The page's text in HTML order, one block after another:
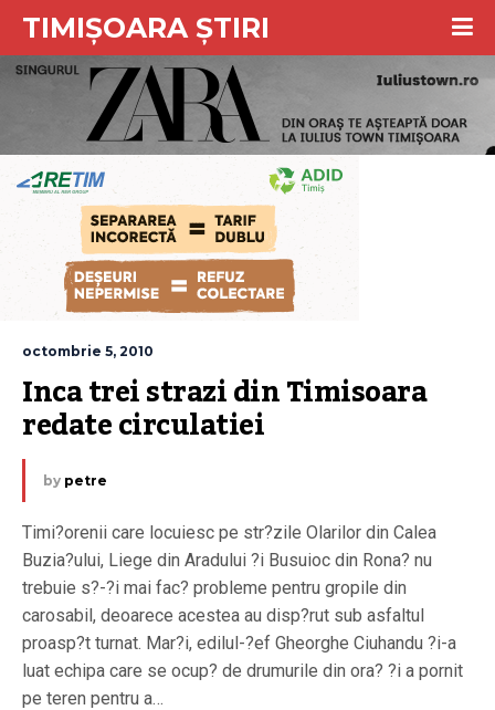
TIMIȘOARA ȘTIRI
octombrie 5, 2010
Inca trei strazi din Timisoara
redate circulatiei
by petre
Timi?orenii care locuiesc pe str?zile Olarilor din Calea
Buzia?ului, Liege din Aradului ?i Busuioc din Rona? nu
trebuie s?-?i mai fac? probleme pentru gropile din
carosabil, deoarece acestea au disp?rut sub asfaltul
proasp?t turnat. Mar?i, edilul-?ef Gheorghe Ciuhandu ?i-a
luat echipa care se ocup? de drumurile din ora? ?i a pornit
pe teren pentru a…